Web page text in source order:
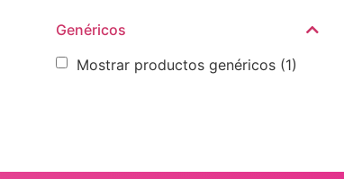
Genéricos
Mostrar productos genéricos (1)